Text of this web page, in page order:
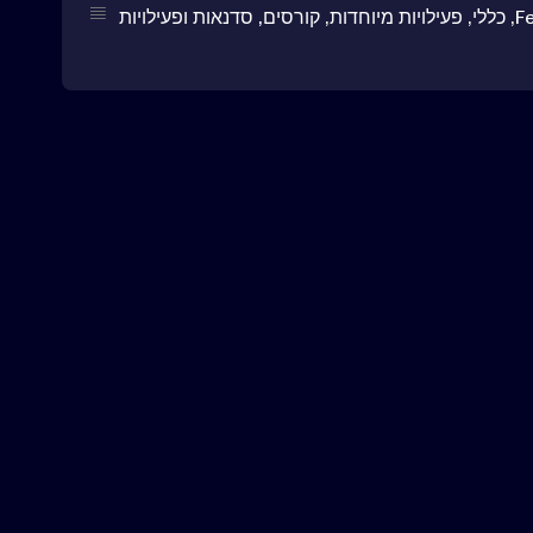
, כללי, פעילויות מיוחדות, קורסים, סדנאות ופעילויות